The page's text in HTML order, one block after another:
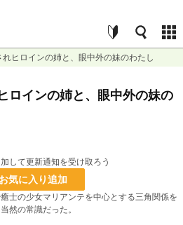
れヒロインの姉と、眼中外の妹のわたし
ロインの姉と、眼中外の妹の
して更新通知を受け取ろう
お気に入り追加
士の少女マリアンテを中心とする三角関係を
然の常識だった。